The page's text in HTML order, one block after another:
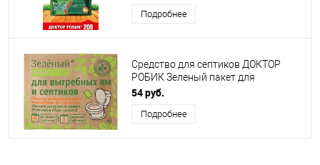
Подробнее
Средство для септиков ДОКТОР
РОБИК Зеленый пакет для
выгребных ям и септиков
54 руб.
Подробнее